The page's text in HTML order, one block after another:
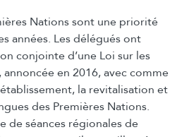
Nations sont une priorité
années. Les délégués ont
conjointe d’une Loi sur les
en 2016, avec comme
la revitalisation et
des Premières Nations.
de séances régionales de